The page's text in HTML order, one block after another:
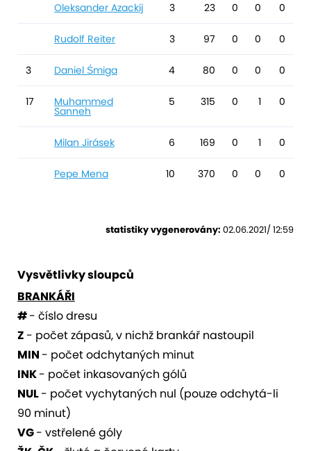
Oleksander Azackij 3 23 0 0 0
Rudolf Reiter 3 97 0 0 0
3 Daniel Śmiga 4 80 0 0 0
17 Muhammed
Sanneh
5 315 0 1 0
Milan Jirásek 6 169 0 1 0
Pepe Mena 10 370 0 0 0
statistiky vygenerovány: 02.06.2021/ 12:59
Vysvětlivky sloupců
BRANKÁŘI
#- číslo dresu
Z - počet zápasů, v nichž brankář nastoupil
MIN - počet odchytaných minut
INK- počet inkasovaných gólů
NUL- počet vychytaných nul (pouze odchytá-li
90 minut)
VG- vstřelené góly